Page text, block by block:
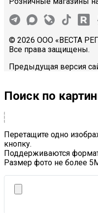
© 2026 ООО «ВЕСТА
Все права защищены.
Предыдущая версия
Поиск по
Перетащите одно
кнопку.
Поддерживаются
Размер фото не более